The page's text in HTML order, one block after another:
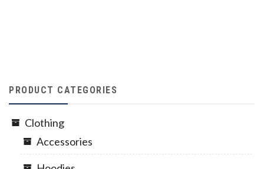
PRODUCT CATEGORIES
Clothing
Accessories